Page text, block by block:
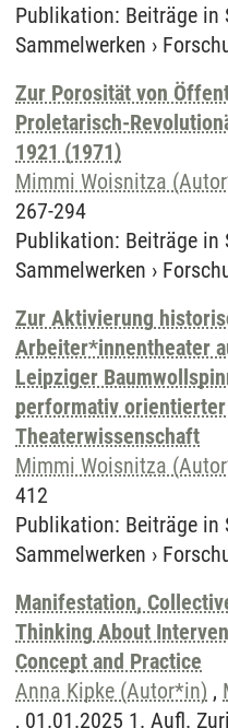
Publikation: Beiträge in
Sammelwerken ›
Zur Porosität von
Proletarisch-
1921 (1971)
Mimmi Woisnitza
267-294
Publikation: Beiträge in
Sammelwerken ›
Zur Aktivierung
Arbeiter*innentheater
Leipziger
performativ
Theaterwissenschaft
Mimmi Woisnitza
412
Publikation: Beiträge in
Sammelwerken ›
Manifestation,
Thinking About
Concept and Practice
Anna Kipke (Autor*in) ,
, 01.01.2025 1. Aufl.